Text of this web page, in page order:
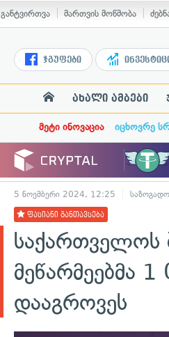
განტვირთვა მართვის მოწმობა
ჯგუფები
ახალი ამბები
მეტი ინოვაცია იცხოვრე
5 ნოემბერი 2024, 12:25
ფასიანი განთავსება
საქართველოს
მეწარმეებმა
დააგროვეს